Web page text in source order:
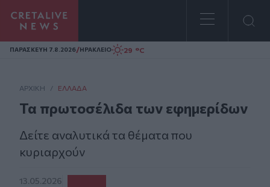
Homepage
ΠΑΡΑΣΚΕΥΗ 7.8.2026/ΗΡΑΚΛΕΙΟ 29 °C
ΑΡΧΙΚΗ / ΕΛΛΆΔΑ
Τα πρωτοσέλιδα των εφημερίδων
Δείτε αναλυτικά τα θέματα που
κυριαρχούν
13.05.2026